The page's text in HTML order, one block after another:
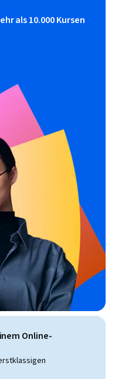
als 10.000 Kursen
Online-